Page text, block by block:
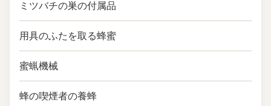
ミツバチの巣の付属品
用具のふたを取る蜂蜜
蜜蝋機械
蜂の喫煙者の養蜂